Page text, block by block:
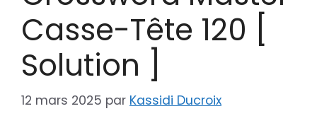
Casse-Tête 120 [
Solution ]
12 mars 2025 par Kassidi Ducroix